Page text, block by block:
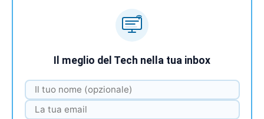
Il meglio del Tech nella tua inbox